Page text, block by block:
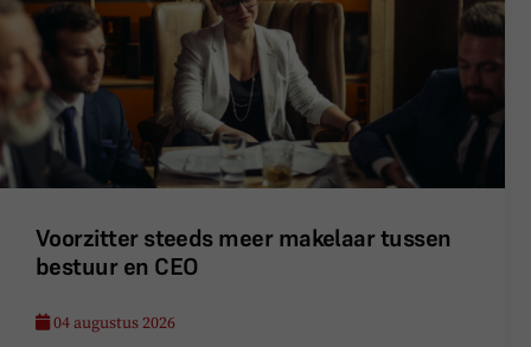
Voorzitter steeds meer makelaar tussen
bestuur en CEO
04 augustus 2026